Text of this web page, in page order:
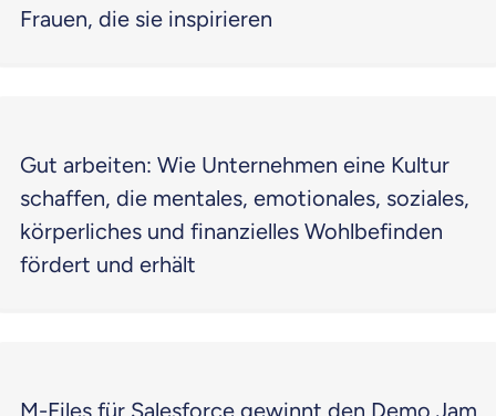
Frauen, die sie inspirieren
Gut arbeiten: Wie Unternehmen eine Kultur
schaffen, die mentales, emotionales, soziales,
körperliches und finanzielles Wohlbefinden
fördert und erhält
M-Files für Salesforce gewinnt den Demo Jam